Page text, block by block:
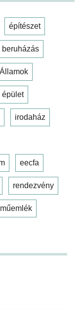
építészet
beruházás
épület
irodaház
eecfa
rendezvény
műemlék